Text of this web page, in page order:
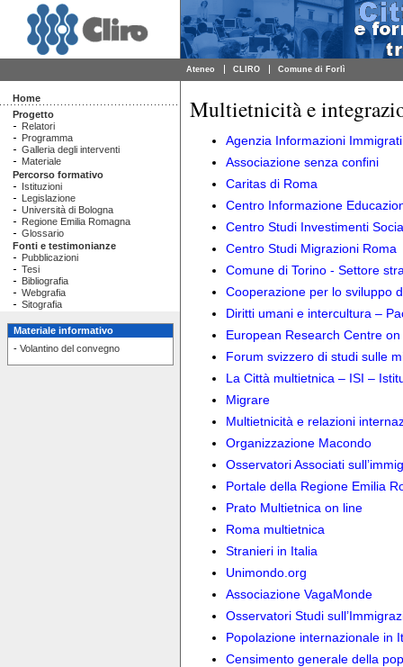
Ateneo CLIRO Comune di Forlì
Home
Progetto
Relatori
Programma
Galleria degli interventi
Materiale
Percorso formativo
Istituzioni
Legislazione
Università di Bologna
Regione Emilia Romagna
Glossario
Fonti e testimonianze
Pubblicazioni
Tesi
Bibliografia
Webgrafia
Sitografia
Materiale informativo
- Volantino del convegno
Multietnicità e
Agenzia Informazioni
Associazione senza confini
Caritas di Roma
Centro Informazione
Centro Studi Investimenti
Centro Studi Migrazioni Roma
Comune di Torino - Settore
Cooperazione per lo sviluppo
Diritti umani e intercultura –
European Research Centre
Forum svizzero di studi sulle
La Città multietnica – ISI –
Migrare
Multietnicità e relazioni
Organizzazione Macondo
Osservatori Associati
Portale della Regione Emilia
Prato Multietnica on line
Roma multietnica
Stranieri in Italia
Unimondo.org
Associazione VagaMonde
Osservatori Studi
Popolazione internazionale in
Censimento generale della